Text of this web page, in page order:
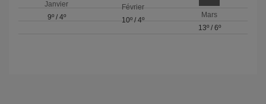
Janvier
9º/ 4º
Février
10º / 4º
Mars
13º/ 6º